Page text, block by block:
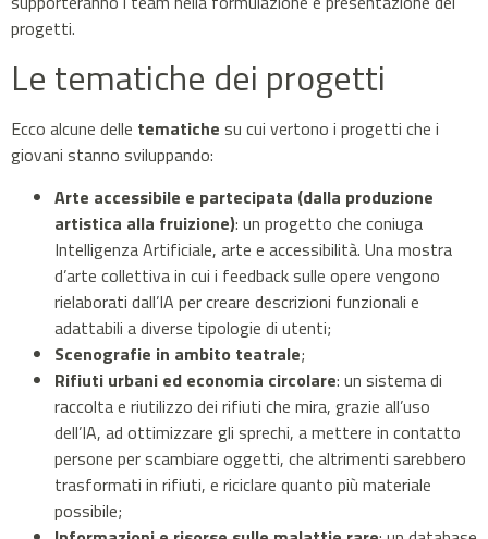
progetti.
Le tematiche dei progetti
Ecco alcune delle tematiche su cui vertono i progetti che i
giovani stanno sviluppando:
Arte accessibile e partecipata (dalla produzione
artistica alla fruizione): un progetto che coniuga
Intelligenza Artificiale, arte e accessibilità. Una mostra
d’arte collettiva in cui i feedback sulle opere vengono
rielaborati dall’IA per creare descrizioni funzionali e
adattabili a diverse tipologie di utenti;
Scenografie in ambito teatrale;
Rifiuti urbani ed economia circolare: un sistema di
raccolta e riutilizzo dei rifiuti che mira, grazie all’uso
dell’IA, ad ottimizzare gli sprechi, a mettere in contatto
persone per scambiare oggetti, che altrimenti sarebbero
trasformati in rifiuti, e riciclare quanto più materiale
possibile;